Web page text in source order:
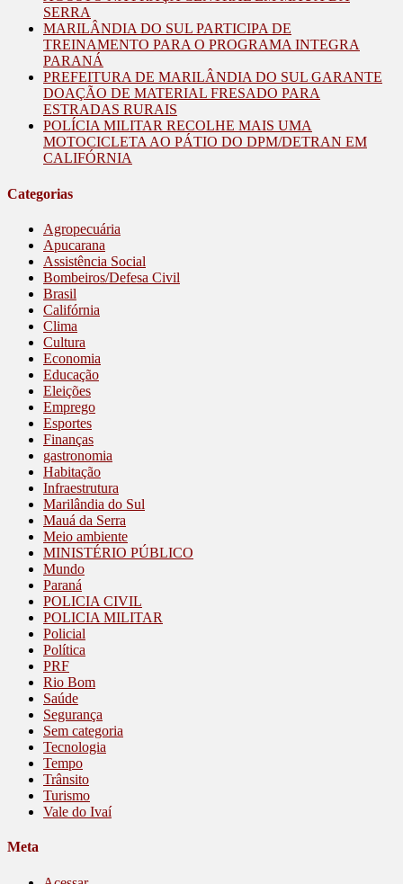
SERRA
MARILÂNDIA DO SUL PARTICIPA DE
TREINAMENTO PARA O PROGRAMA INTEGRA
PARANÁ
PREFEITURA DE MARILÂNDIA DO SUL GARANTE
DOAÇÃO DE MATERIAL FRESADO PARA
ESTRADAS RURAIS
POLÍCIA MILITAR RECOLHE MAIS UMA
MOTOCICLETA AO PÁTIO DO DPM/DETRAN EM
CALIFÓRNIA
Categorias
Agropecuária
Apucarana
Assistência Social
Bombeiros/Defesa Civil
Brasil
Califórnia
Clima
Cultura
Economia
Educação
Eleições
Emprego
Esportes
Finanças
gastronomia
Habitação
Infraestrutura
Marilândia do Sul
Mauá da Serra
Meio ambiente
MINISTÉRIO PÚBLICO
Mundo
Paraná
POLICIA CIVIL
POLICIA MILITAR
Policial
Política
PRF
Rio Bom
Saúde
Segurança
Sem categoria
Tecnologia
Tempo
Trânsito
Turismo
Vale do Ivaí
Meta